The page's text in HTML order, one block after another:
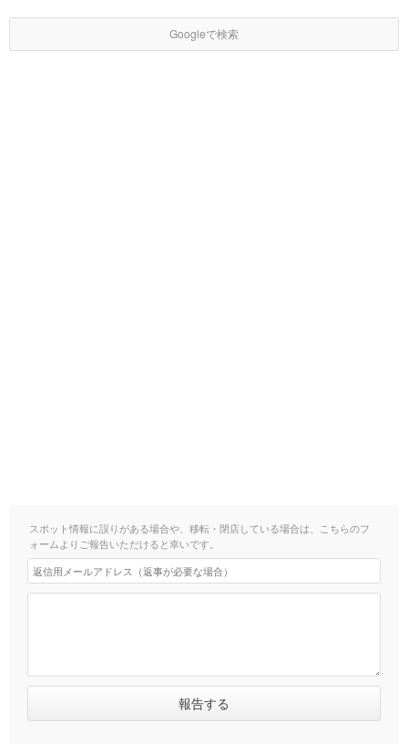
Googleで検索
スポット情報に誤りがある場合や、移転・閉店している場合は、こちらのフ
ォームよりご報告いただけると幸いです。